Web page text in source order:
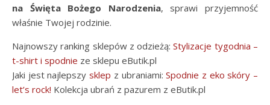
na Święta Bożego Narodzenia, sprawi przyjemność
właśnie Twojej rodzinie.
Najnowszy ranking sklepów z odzieżą:Stylizacje tygodnia –
t-shirt i spodnie ze sklepu eButik.pl
Jaki jest najlepszysklep z ubraniami:Spodnie z eko skóry –
let’s rock! Kolekcja ubrań z pazurem z eButik.pl